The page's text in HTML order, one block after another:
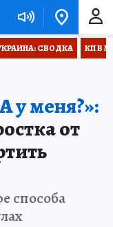
СВОДКА КП В
у меня?»:
от
способа